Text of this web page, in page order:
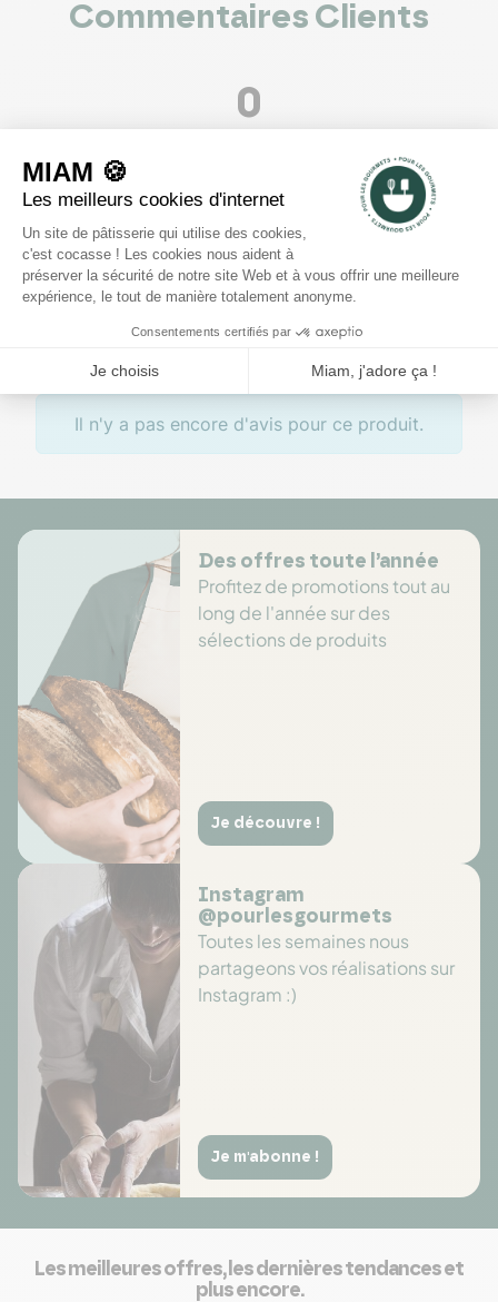
Commentaires Clients
0
5
3
2
1
Rédiger un avis
Il n'y a pas encore d'avis pour ce produit.
Des offres toute l’année
Profitez de promotions tout au
long de l'année sur des
sélections de produits
Je découvre !
Instagram
@pourlesgourmets
Toutes les semaines nous
partageons vos réalisations sur
Instagram :)
Je m'abonne !
Les meilleures offres, les dernières tendances et
plus encore.